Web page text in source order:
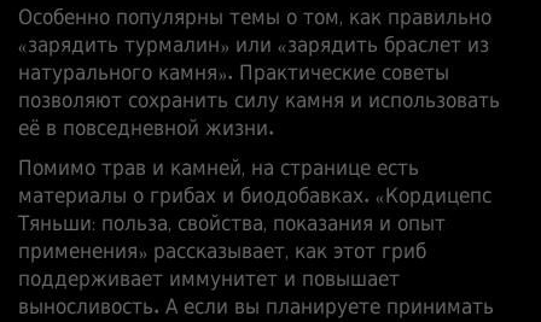
Особенно популярны темы о том, как правильно
«зарядить турмалин» или «зарядить браслет из
натурального камня». Практические советы
позволяют сохранить силу камня и использовать
её в повседневной жизни.
Помимо трав и камней, на странице есть
материалы о грибах и биодобавках. «Кордицепс
Тяньши: польза, свойства, показания и опыт
применения» рассказывает, как этот гриб
поддерживает иммунитет и повышает
выносливость. А если вы планируете принимать